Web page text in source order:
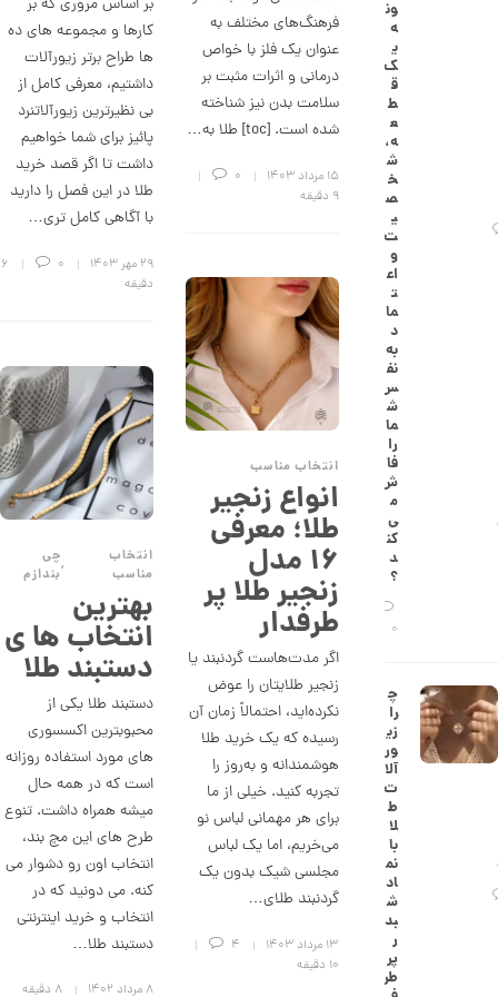
بر اساس مروری که بر
کارها و مجموعه های ده
ها طراح برتر زیورآلات
داشتیم، معرفی کامل از
بی نظیرترین زیورآلاتنرد
پائیز برای شما خواهیم
داشت تا اگر قصد خرید
طلا در این فصل را دارید
با آگاهی کامل تری…
۲۹ مهر ۱۴۰۳ 0
6
دقیقه
فرهنگ‌های مختلف به
عنوان یک فلز با خواص
درمانی و اثرات مثبت بر
سلامت بدن نیز شناخته
شده است. [toc] طلا به…
۱۵ مرداد ۱۴۰۳
0
9 دقیقه
انتخاب مناسب
انواع زنجیر
طلا؛ معرفی
۱۶ مدل
زنجیر طلا پر
طرفدار
اگر مدت‌هاست گردنبند یا
زنجیر طلایتان را عوض
نکرده‌اید، احتمالاً زمان آن
رسیده که یک خرید طلا
هوشمندانه و به‌روز را
تجربه کنید. خیلی از ما
برای هر مهمانی لباس نو
می‌خریم، اما یک لباس
مجلسی شیک بدون یک
گردنبند طلای…
۱۳ مرداد ۱۴۰۳
4
10 دقیقه
انتخاب
مناسب
,چی
بندازم
بهترین
انتخاب ها ی
دستبند طلا
دستبند طلا یکی از
محبوبترین اکسسوری
های مورد استفاده روزانه
است که در همه حال
میشه همراه داشت. تنوع
طرح های این مچ بند،
انتخاب اون رو دشوار می
کنه. می دونید که در
انتخاب و خرید اینترنتی
دستبند طلا…
۸ مرداد ۱۴۰۲ 8 دقیقه
ون
ه
ی
ک
ق
ط
ع
ه،
ش
خ
ص
ی
ت
و
اع
ت
ما
د
به
نف
س
ش
ما
را
فا
ش
م
ی‌
کن
د
؟
0
چ
را
زی
ور
آلا
ت
ط
لا
با
نم
اد
ش
بد
ر
پر
طر
گ
ش
ت
ر
ط
ل
ا
ا
ز
ک
ا
ک
ش
ن
م
ی
ن
ی
م
ا
ل
ط
ر
ح
ه
ش
ت
ض
ل
ع
ی
ک
8
8
9
2
6
6
9
5